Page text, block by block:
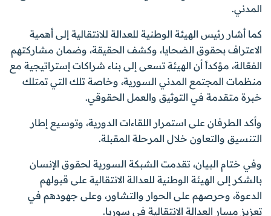
المدني.
كما أشار رئيس الهيئة الوطنية للعدالة للانتقالية إلى أهمية
الاعتراف بحقوق الضحايا، وكشف الحقيقة، وضمان مشاركتهم
الفعّالة، مؤكداً أن الهيئة تسعى إلى بناء شراكات إستراتيجية مع
منظمات المجتمع المدني السورية، وخاصة تلك التي تمتلك
خبرة متقدمة في التوثيق والعمل الحقوقي.
وأكد الطرفان على استمرار اللقاءات الدورية، وتوسيع إطار
التنسيق والتعاون خلال المرحلة المقبلة.
وفي ختام البيان، تقدمت الشبكة السورية لحقوق الإنسان
بالشكر إلى الهيئة الوطنية للعدالة الانتقالية على قبولهم
الدعوة، وحرصهم على الحوار والتشاور، وعلى جهودهم في
تعزيز مسار العدالة الانتقالية في سوريا.